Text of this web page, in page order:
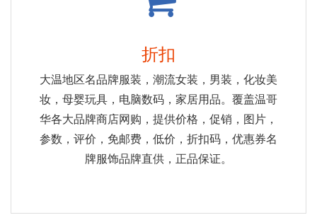
折扣
大温地区名品牌服装，潮流女装，男装，化妆美
妆，母婴玩具，电脑数码，家居用品。覆盖温哥
华各大品牌商店网购，提供价格，促销，图片，
参数，评价，免邮费，低价，折扣码，优惠券名
牌服饰品牌直供，正品保证。